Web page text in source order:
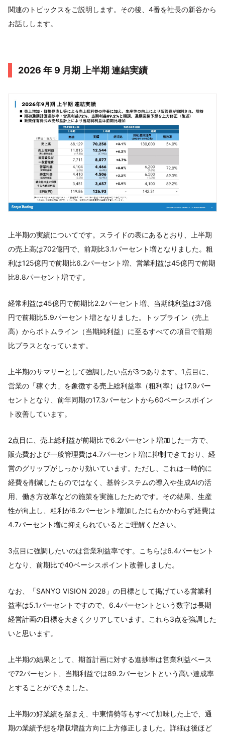
関連のトピックスをご説明します。その後、4番を社長の新谷から
お話しします。
2026 年 9 月期 上半期 連結実績
上半期の実績についてです。スライドの表にあるとおり、上半期
の売上高は702億円で、前期比3.1パーセント増となりました。粗
利は125億円で前期比6.2パーセント増、営業利益は45億円で前期
比8.8パーセント増です。
経常利益は45億円で前期比2.2パーセント増、当期純利益は37億
円で前期比5.9パーセント増となりました。トップライン（売上
高）からボトムライン（当期純利益）に至るすべての項目で前期
比プラスとなっています。
上半期のサマリーとして強調したい点が3つあります。1点目に、
営業の「稼ぐ力」を象徴する売上総利益率（粗利率）は17.9パー
セントとなり、前年同期の17.3パーセントから60ベーシスポイン
ト改善しています。
2点目に、売上総利益が前期比で6.2パーセント増加した一方で、
販売費および一般管理費は4.7パーセント増に抑制できており、経
営のグリップがしっかり効いています。ただし、これは一時的に
経費を削減したものではなく、基幹システムの導入や生成AIの活
用、働き方改革などの施策を実施したためです。その結果、生産
性が向上し、粗利が6.2パーセント増加したにもかかわらず経費は
4.7パーセント増に抑えられているとご理解ください。
3点目に強調したいのは営業利益率です。こちらは6.4パーセント
となり、前期比で40ベーシスポイント改善しました。
なお、「SANYO VISION 2028」の目標として掲げている営業利
益率は5.1パーセントですので、6.4パーセントという数字は長期
経営計画の目標を大きくクリアしています。これら3点を強調した
いと思います。
上半期の結果として、期首計画に対する進捗率は営業利益ベース
で72パーセント、当期利益では89.2パーセントという高い達成率
とすることができました。
上半期の好業績を踏まえ、中東情勢等もすべて加味した上で、通
期の業績予想を増収増益方向に上方修正しました。詳細は後ほど